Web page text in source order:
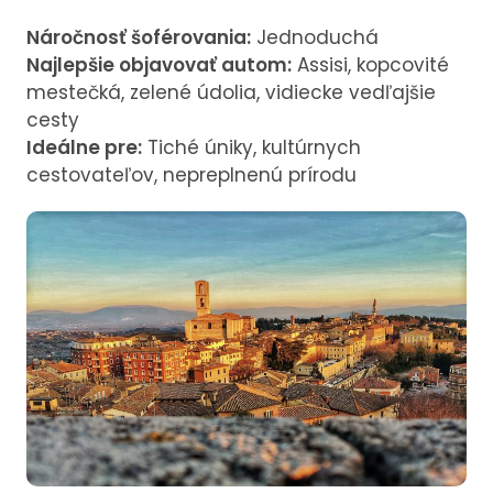
Náročnosť šoférovania: Jednoduchá
Najlepšie objavovať autom: Assisi, kopcovité
mestečká, zelené údolia, vidiecke vedľajšie
cesty
Ideálne pre: Tiché úniky, kultúrnych
cestovateľov, nepreplnenú prírodu